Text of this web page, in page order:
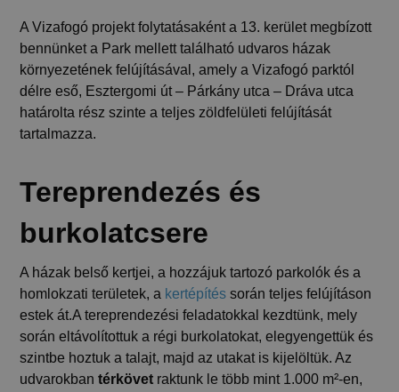
A Vizafogó projekt folytatásaként a 13. kerület megbízott
bennünket a Park mellett található udvaros házak
környezetének felújításával, amely a Vizafogó parktól
délre eső, Esztergomi út – Párkány utca – Dráva utca
határolta rész szinte a teljes zöldfelületi felújítását
tartalmazza.
Tereprendezés és
burkolatcsere
A házak belső kertjei, a hozzájuk tartozó parkolók és a
homlokzati területek, a kertépítés során teljes felújításon
estek át.A tereprendezési feladatokkal kezdtünk, mely
során eltávolítottuk a régi burkolatokat, elegyengettük és
szintbe hoztuk a talajt, majd az utakat is kijelöltük. Az
udvarokbantérkövet raktunk le több mint 1.000 m²-en,